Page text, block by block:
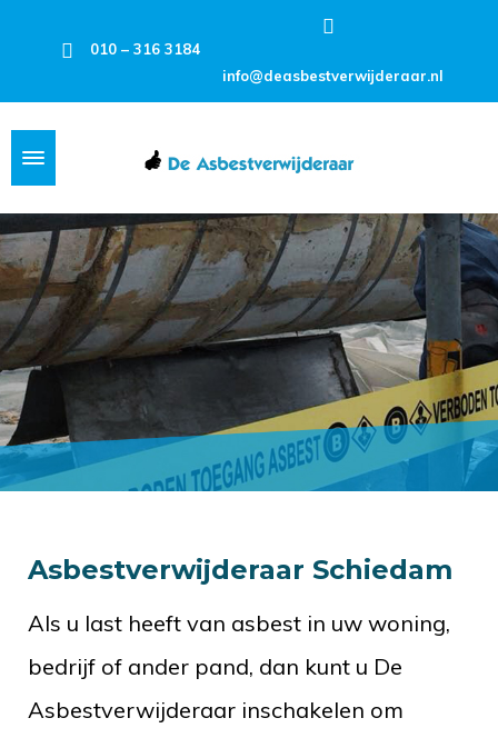
010 – 316 3184
info@deasbestverwijderaar.nl
Asbestverwijderaar Schiedam
Als u last heeft van asbest in uw woning,
bedrijf of ander pand, dan kunt u De
Asbestverwijderaar inschakelen om